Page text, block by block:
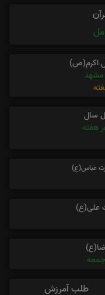
اکرم(ص)
مشهد
سال
هفته
عباس(ع)
علی(ع)
طلب آمرزش